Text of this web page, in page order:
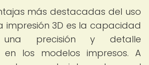
más destacadas del uso
impresión 3D es la capacidad
precisión y detalle
en los modelos impresos. A